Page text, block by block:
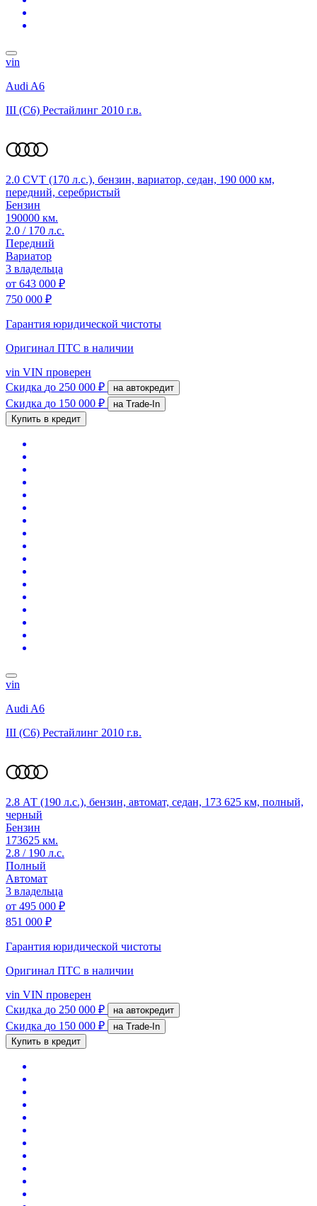
vin
Audi A6
III (C6) Рестайлинг 2010 г.в.
2.0 CVT (170 л.с.), бензин, вариатор, седан, 190 000 км,
передний, серебристый
Бензин
190000 км.
2.0 / 170 л.с.
Передний
Вариатор
3 владельца
от 643 000 ₽
750 000 ₽
Гарантия юридической чистоты
Оригинал ПТС в наличии
vin VIN проверен
Скидка до 250 000 ₽ на автокредит
Скидка до 150 000 ₽
на Trade-In
Купить в кредит
vin
Audi A6
III (C6) Рестайлинг 2010 г.в.
2.8 АТ (190 л.с.), бензин, автомат, седан, 173 625 км, полный,
черный
Бензин
173625 км.
2.8 / 190 л.с.
Полный
Автомат
3 владельца
от 495 000 ₽
851 000 ₽
Гарантия юридической чистоты
Оригинал ПТС в наличии
vin VIN проверен
Скидка до 250 000 ₽ на автокредит
Скидка до 150 000 ₽
на Trade-In
Купить в кредит